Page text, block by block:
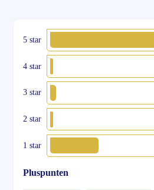
5 star
4 star
3 star
2 star
1 star
Pluspunten